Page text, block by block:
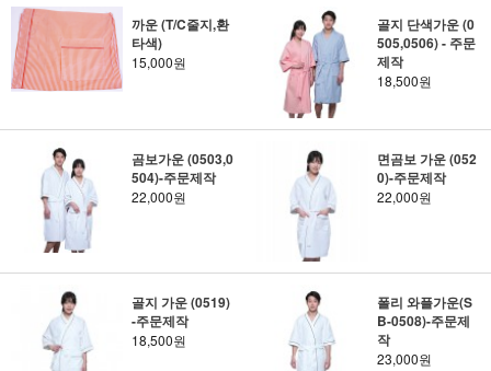
까운 (T/C줄지,환
타색)
15,000원
골지 단색가운 (0
505,0506) - 주문
제작
18,500원
곰보가운 (0503,0
504)-주문제작
22,000원
면곰보 가운 (052
0)-주문제작
22,000원
골지 가운 (0519)
-주문제작
18,500원
폴리 와플가운(S
B-0508)-주문제
작
23,000원